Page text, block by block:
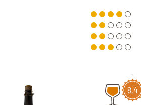
8,4